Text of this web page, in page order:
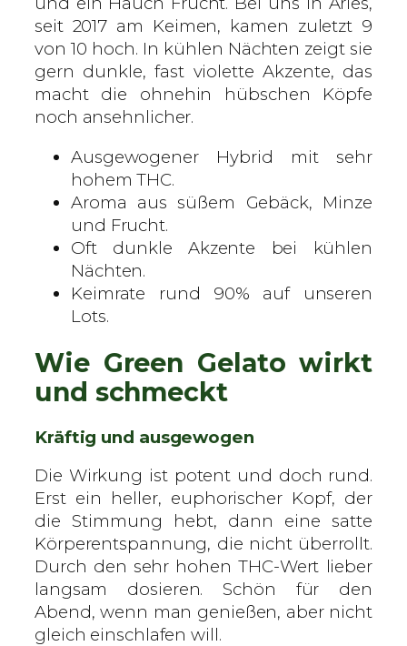
i
s
i
e
r
g
e
seit 2017 am Keimen, kamen zuletzt 9
von 10 hoch. In kühlen Nächten zeigt sie
gern dunkle, fast violette Akzente, das
macht die ohnehin hübschen Köpfe
noch ansehnlicher.
Ausgewogener Hybrid mit sehr
hohem THC.
Aroma aus süßem Gebäck, Minze
und Frucht.
Oft dunkle Akzente bei kühlen
Nächten.
Keimrate rund 90% auf unseren
Lots.
Wie Green Gelato wirkt
und schmeckt
Kräftig und ausgewogen
Die Wirkung ist potent und doch rund.
Erst ein heller, euphorischer Kopf, der
die Stimmung hebt, dann eine satte
Körperentspannung, die nicht überrollt.
Durch den sehr hohen THC-Wert lieber
langsam dosieren. Schön für den
Abend, wenn man genießen, aber nicht
gleich einschlafen will.